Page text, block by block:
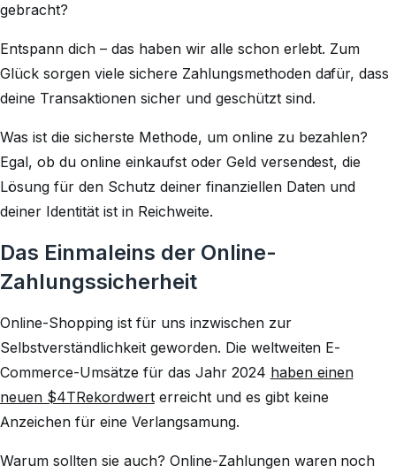
gebracht?
Entspann dich – das haben wir alle schon erlebt. Zum
Glück sorgen viele sichere Zahlungsmethoden dafür, dass
deine Transaktionen sicher und geschützt sind.
Was ist die sicherste Methode, um online zu bezahlen?
Egal, ob du online einkaufst oder Geld versendest, die
Lösung für den Schutz deiner finanziellen Daten und
deiner Identität ist in Reichweite.
Das Einmaleins der Online-
Zahlungssicherheit
Online-Shopping ist für uns inzwischen zur
Selbstverständlichkeit geworden. Die weltweiten E-
Commerce-Umsätze für das Jahr 2024 haben einen
neuen $4TRekordwerterreicht und es gibt keine
Anzeichen für eine Verlangsamung.
Warum sollten sie auch? Online-Zahlungen waren noch